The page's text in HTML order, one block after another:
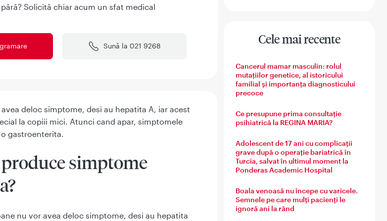
Solicită chiar acum un sfat medical
Sună la 021 9268
deloc simptome, desi au hepatita A, iar acest
la copiii mici. Atunci cand apar, simptomele
gastroenterita.
simptome
nu vor avea deloc simptome, desi au hepatita
Cele mai recente
Cancerul mamar masculin: rolul
mutațiilor genetice, al istoricului
familial și importanța diagnosticului
precoce
Ce presupune prima consultație
psihiatrică la REGINA MARIA?
Adolescent de 17 ani cu complicații
grave după o operație bariatrică în
Turcia, salvat în ultimul moment la
Ponderas Academic Hospital
Boala venoasă nu începe cu varicele.
Semnele pe care mulți pacienți le
ignoră ani la rând